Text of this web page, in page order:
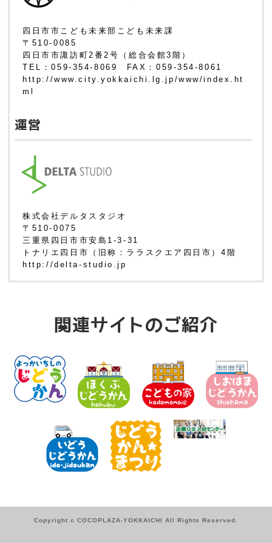
四日市市こども未来部こども未来課
〒510-0085
四日市市諏訪町2番2号（総合会館3階）
TEL：059-354-8069 FAX：059-354-8061
http://www.city.yokkaichi.lg.jp/www/index.ht
ml
運営
株式会社デルタスタジオ
〒510-0075
三重県四日市市安島1-3-31
トナリエ四日市（旧称：ララスクエア四日市）4階
http://delta-studio.jp
関連サイトのご紹介
Copyright c COCOPLAZA-YOKKAICHI All Rights Reserved.